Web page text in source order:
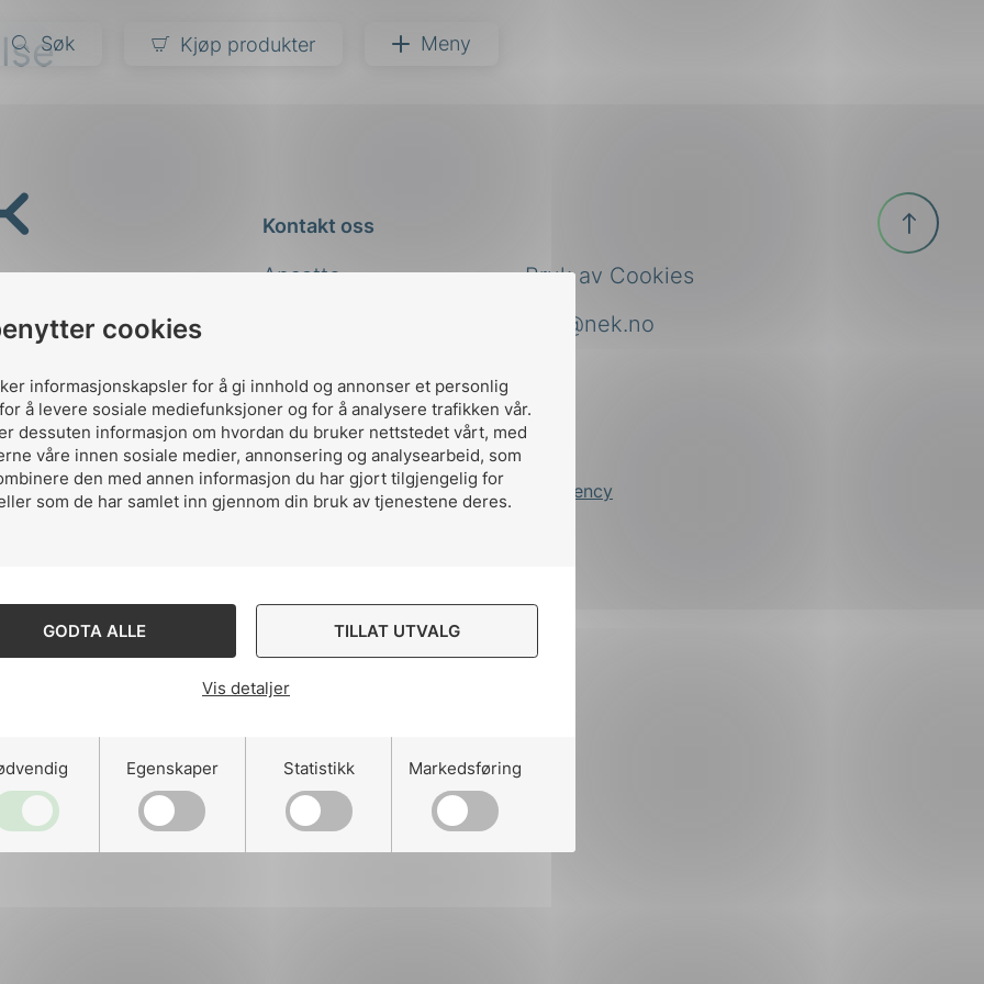
cookies
informasjonskapsler for å gi innhold og annonser et personlig
å levere sosiale mediefunksjoner og for å analysere trafikken vår.
dessuten informasjon om hvordan du bruker nettstedet vårt, med
våre innen sosiale medier, annonsering og analysearbeid, som
den med annen informasjon du har gjort tilgjengelig for
som de har samlet inn gjennom din bruk av tjenestene deres.
GODTA ALLE TILLAT UTVALG
Vis detaljer
Egenskaper Statistikk Markedsføring
Søk Kjøp produkter Meny
Kontakt oss
Ansatte
nek@nek.no
Bruk av Cookies
Designed and developed by Stem Agency
Til
toppen